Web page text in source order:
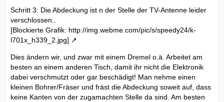
Schritt 3: Die Abdeckung ist n der Stelle der TV-Antenne leider
verschlossen..
[Blockierte Grafik: http://img.webme.com/pic/s/speedy24/k-
l701x_h339_2.jpg]
Dies ändern wir, und zwar mit einem Dremel o.ä. Arbeitet am
besten an einem anderen Tisch, damit ihr nicht die Elektronik
dabei verschmutzt oder gar beschädigt! Man nehme einen
kleinen Bohrer/Fräser und fräst die Abdeckung soweit auf, dass
keine Kanten von der zugamachten Stelle da sind. Am besten